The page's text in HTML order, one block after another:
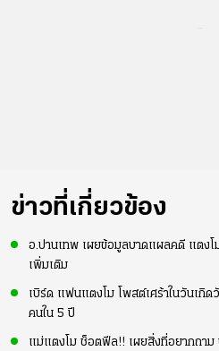
ข่าวที่เกี่ยวข้อง
อ.ปานเทพ เผยข้อมูลบาดแผลคดี แตง
เพิ่มเติม
เบิร์ด แฟนแตงโม โพสต์เศร้าในวันเกิ
คนใน 5 ปี
แม่แตงโม ช็อตฟีล!! เผยสิ่งที่อยากถา